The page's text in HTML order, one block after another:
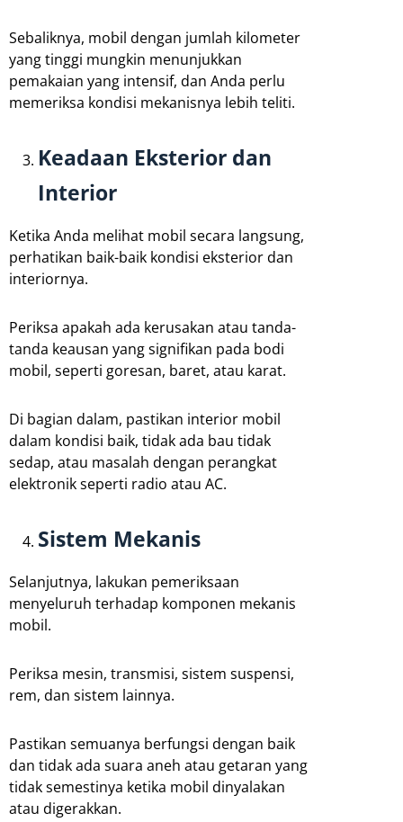
Sebaliknya, mobil dengan jumlah kilometer
yang tinggi mungkin menunjukkan
pemakaian yang intensif, dan Anda perlu
memeriksa kondisi mekanisnya lebih teliti.
Keadaan Eksterior dan
Interior
Ketika Anda melihat mobil secara langsung,
perhatikan baik-baik kondisi eksterior dan
interiornya.
Periksa apakah ada kerusakan atau tanda-
tanda keausan yang signifikan pada bodi
mobil, seperti goresan, baret, atau karat.
Di bagian dalam, pastikan interior mobil
dalam kondisi baik, tidak ada bau tidak
sedap, atau masalah dengan perangkat
elektronik seperti radio atau AC.
Sistem Mekanis
Selanjutnya, lakukan pemeriksaan
menyeluruh terhadap komponen mekanis
mobil.
Periksa mesin, transmisi, sistem suspensi,
rem, dan sistem lainnya.
Pastikan semuanya berfungsi dengan baik
dan tidak ada suara aneh atau getaran yang
tidak semestinya ketika mobil dinyalakan
atau digerakkan.